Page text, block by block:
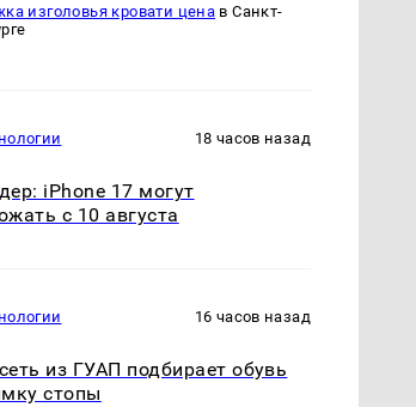
на
читать здесь
Таких событий не
ждать всем нам?
изголовья кровати цена в Санкт-
18 часов назад
iPhone 17 могут
с 10 августа
16 часов назад
из ГУАП подбирает обувь
стопы